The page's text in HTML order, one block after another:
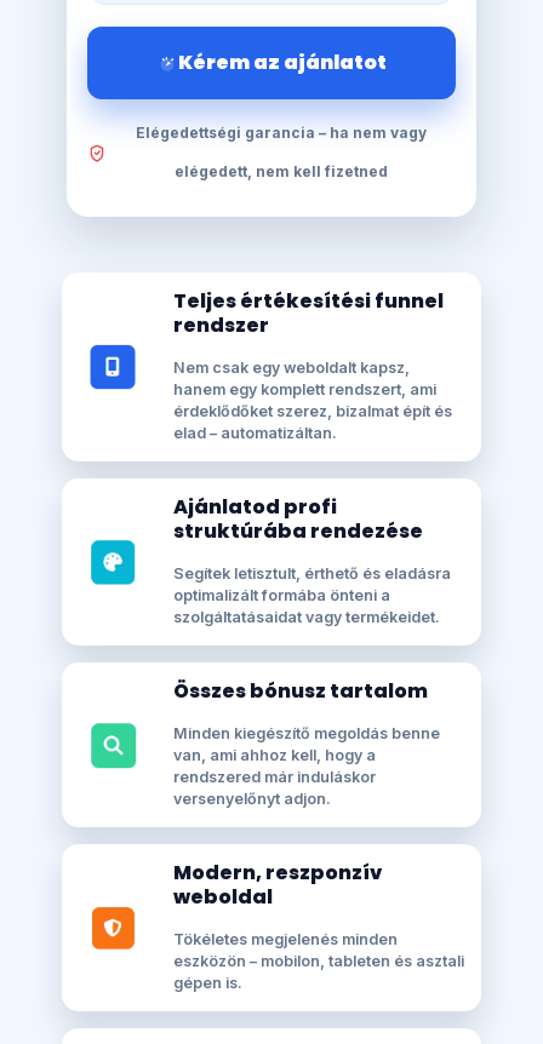
Kérem az ajánlatot
Elégedettségi garancia – ha nem vagy
elégedett, nem kell fizetned
Teljes értékesítési funnel
rendszer
Nem csak egy weboldalt kapsz,
hanem egy komplett rendszert, ami
érdeklődőket szerez, bizalmat épít és
elad – automatizáltan.
Ajánlatod profi
struktúrába rendezése
Segítek letisztult, érthető és eladásra
optimalizált formába önteni a
szolgáltatásaidat vagy termékeidet.
Összes bónusz tartalom
Minden kiegészítő megoldás benne
van, ami ahhoz kell, hogy a
rendszered már induláskor
versenyelőnyt adjon.
Modern, reszponzív
weboldal
Tökéletes megjelenés minden
eszközön – mobilon, tableten és asztali
gépen is.